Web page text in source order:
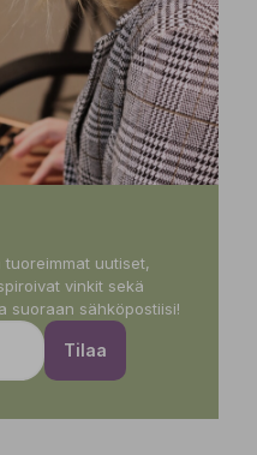
uutiset,
vinkit sekä
suoraan sähköpostiisi!
Tilaa